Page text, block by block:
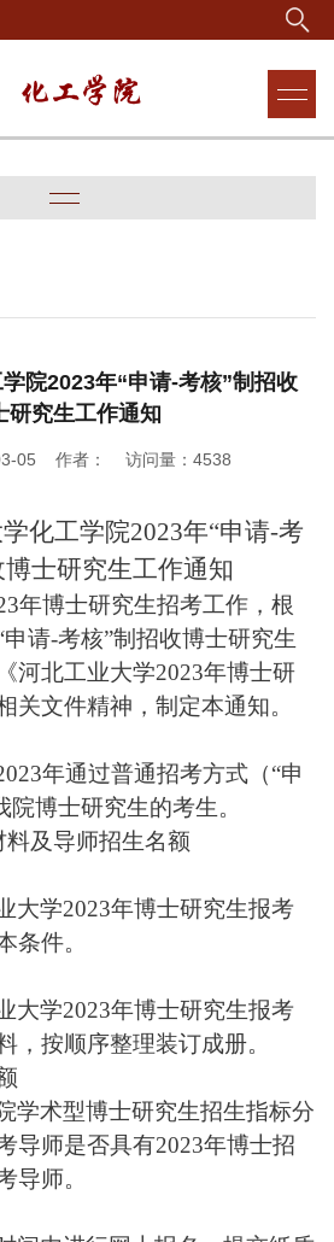
院2023年“申请-考核”制招收
研究生工作通知
05 作者： 访问量： 4538
化工学院2023年“申请-考
士研究生工作通知
年博士研究生招考工作，根
请-考核”制招收博士研究生
河北工业大学2023年博士研
关文件精神，制定本通知。
年通过普通招考方式（“申
博士研究生的考生。
及导师招生名额
大学2023年博士研究生报考
条件。
大学2023年博士研究生报考
，按顺序整理装订成册。
学术型博士研究生招生指标分
导师是否具有2023年博士招
导师。